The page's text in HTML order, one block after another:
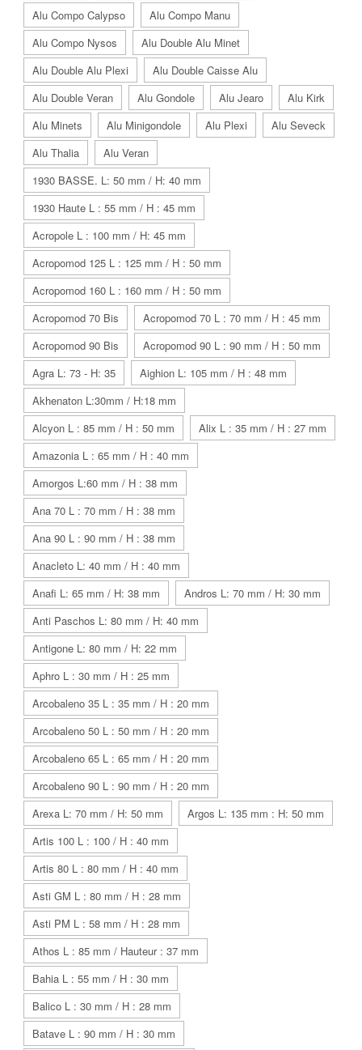
Alu Compo Calypso
Alu Compo Manu
Alu Compo Nysos
Alu Double Alu Minet
Alu Double Alu Plexi
Alu Double Caisse Alu
Alu Double Veran
Alu Gondole Alu Jearo
Alu Kirk
Alu Minets
Alu Minigondole Alu Plexi
Alu Seveck
Alu Thalia
Alu Veran
1930 BASSE. L: 50 mm / H: 40 mm
1930 Haute L : 55 mm / H : 45 mm
Acropole L : 100 mm / H: 45 mm
Acropomod 125 L : 125 mm / H : 50 mm
Acropomod 160 L : 160 mm / H : 50 mm
Acropomod 70 Bis
Acropomod 70 L : 70 mm / H : 45 mm
Acropomod 90 Bis
Acropomod 90 L : 90 mm / H : 50 mm
Agra L: 73 - H: 35
Aighion L: 105 mm / H : 48 mm
Akhenaton L:30mm / H:18 mm
Alcyon L : 85 mm / H : 50 mm
Alix L : 35 mm / H : 27 mm
Amazonia L : 65 mm / H : 40 mm
Amorgos L:60 mm / H : 38 mm
Ana 70 L : 70 mm / H : 38 mm
Ana 90 L : 90 mm / H : 38 mm
Anacleto L: 40 mm / H : 40 mm
Anafi L: 65 mm / H: 38 mm
Andros L: 70 mm / H: 30 mm
Anti Paschos L: 80 mm / H: 40 mm
Antigone L: 80 mm / H: 22 mm
Aphro L : 30 mm / H : 25 mm
Arcobaleno 35 L : 35 mm / H : 20 mm
Arcobaleno 50 L : 50 mm / H : 20 mm
Arcobaleno 65 L : 65 mm / H : 20 mm
Arcobaleno 90 L : 90 mm / H : 20 mm
Arexa L: 70 mm / H: 50 mm
Argos L: 135 mm : H: 50 mm
Artis 100 L : 100 / H : 40 mm
Artis 80 L : 80 mm / H : 40 mm
Asti GM L : 80 mm / H : 28 mm
Asti PM L : 58 mm / H : 28 mm
Athos L : 85 mm / Hauteur : 37 mm
Bahia L : 55 mm / H : 30 mm
Balico L : 30 mm / H : 28 mm
Batave L : 90 mm / H : 30 mm